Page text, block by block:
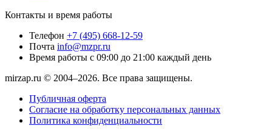
Контакты и время работы
Телефон +7 (495) 668-12-59
Почта info@mzpr.ru
Время работы с 09:00 до 21:00 каждый день
mirzap.ru © 2004–2026. Все права защищены.
Публичная оферта
Согласие на обработку персональных данных
Политика конфиденциальности